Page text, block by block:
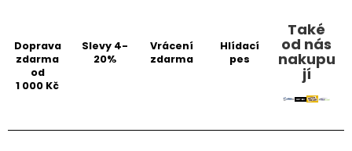
Doprava
zdarma
od
1 000 Kč
Slevy 4-
20%
Vrácení
zdarma
Hlídací
pes
Také
od nás
nakupu
jí